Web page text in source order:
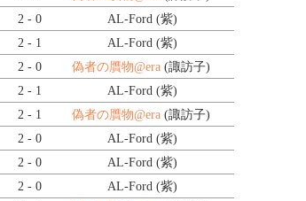
2 - 0 AL-Ford (紫)
2 - 1 AL-Ford (紫)
2 - 0 偽者の贋物@era (諏訪子)
2 - 1 AL-Ford (紫)
2 - 1 偽者の贋物@era (諏訪子)
2 - 0 AL-Ford (紫)
2 - 0 AL-Ford (紫)
2 - 0 AL-Ford (紫)